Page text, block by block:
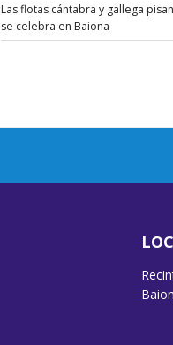
Las flotas cántabra y gallega
se celebra en Baiona